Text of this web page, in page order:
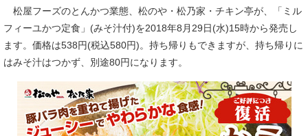
松屋フーズのとんかつ業態、松のや・松乃家・チキン亭が、「ミル
フィーユかつ定食」(みそ汁付)を2018年8月29日(水)15時から発売し
ます。価格は538円(税込580円)。持ち帰りもできますが、持ち帰りに
はみそ汁はつかず、別途80円になります。